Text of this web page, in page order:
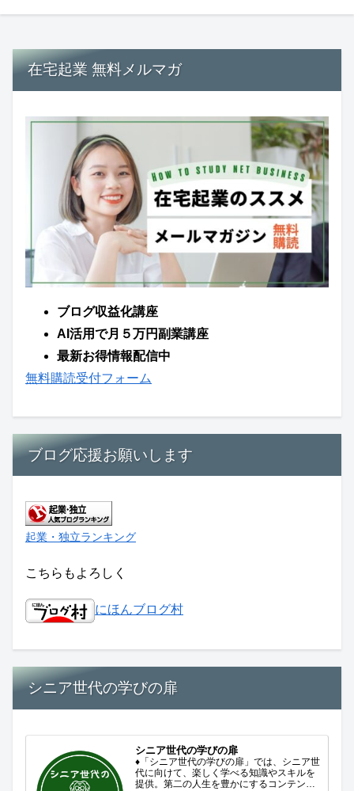
在宅起業 無料メルマガ
ブログ収益化講座
AI活用で月５万円副業講座
最新お得情報配信中
無料購読受付フォーム
ブログ応援お願いします
起業・独立ランキング
こちらもよろしく
にほんブログ村
シニア世代の学びの扉
シニア世代の学びの扉
♦「シニア世代の学びの扉」では、シニア世
代に向けて、楽しく学べる知識やスキルを
提供。第二の人生を豊かにするコンテンツ